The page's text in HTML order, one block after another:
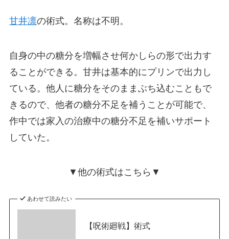
甘井凛の術式。名称は不明。
自身の中の糖分を増幅させ何かしらの形で出力す
ることができる。甘井は基本的にプリンで出力し
ている。他人に糖分をそのままぶち込むこともで
きるので、他者の糖分不足を補うことが可能で、
作中では家入の治療中の糖分不足を補いサポート
していた。
▼他の術式はこちら▼
あわせて読みたい
【呪術廻戦】術式